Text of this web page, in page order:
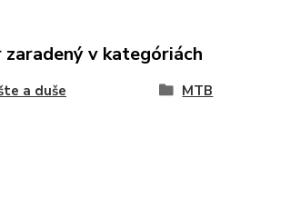
zaradený v kategóriách
a duše MTB